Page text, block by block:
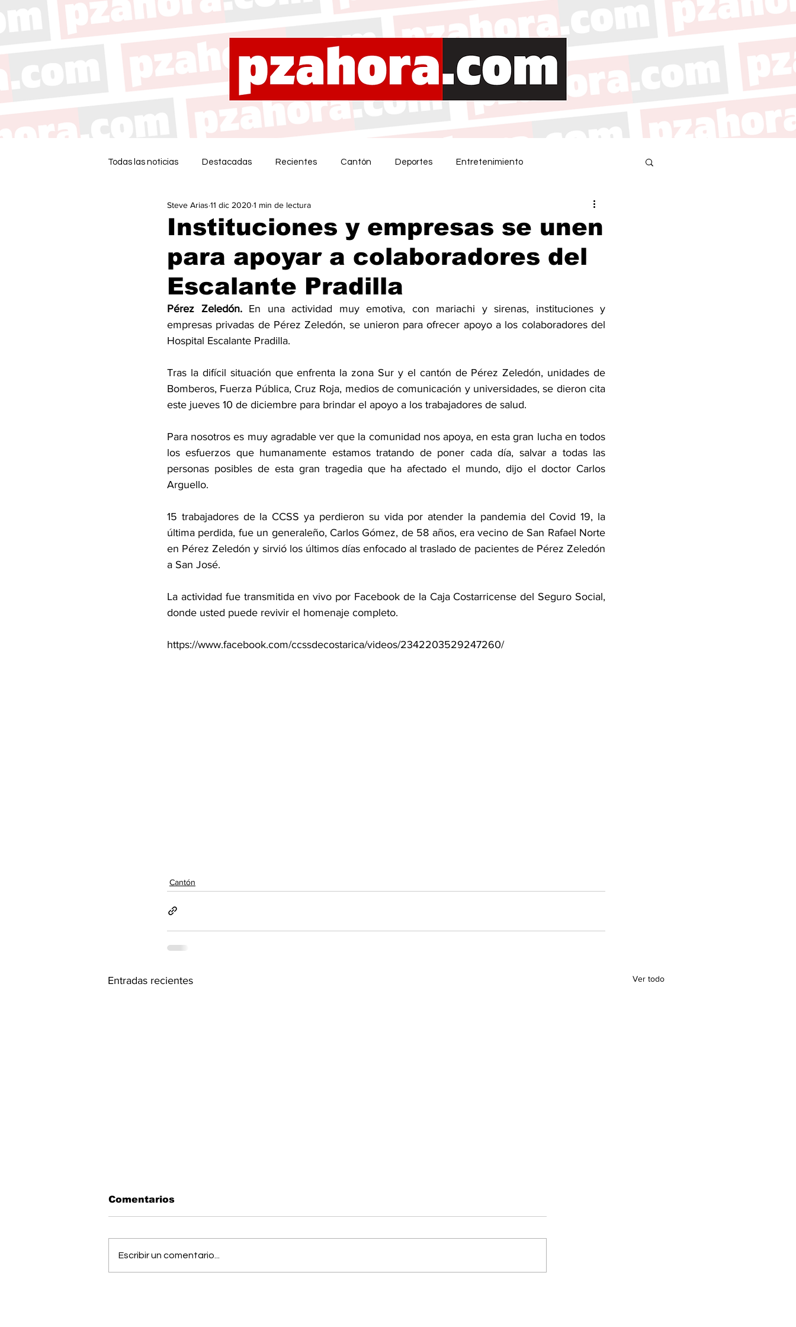
Todas las noticias Destacadas Recientes Cantón Deportes Entretenimiento
Instituciones y empresas se unen
para apoyar a colaboradores del
Escalante Pradilla
Steve Arias 11 dic 2020 1 min de lectura
Pérez Zeledón. En una actividad muy emotiva, con mariachi y sirenas, instituciones y
empresas privadas de Pérez Zeledón, se unieron para ofrecer apoyo a los colaboradores del
Hospital Escalante Pradilla.
Tras la difícil situación que enfrenta la zona Sur y el cantón de Pérez Zeledón, unidades de
Bomberos, Fuerza Pública, Cruz Roja, medios de comunicación y universidades, se dieron cita
este jueves 10 de diciembre para brindar el apoyo a los trabajadores de salud.
Para nosotros es muy agradable ver que la comunidad nos apoya, en esta gran lucha en todos
los esfuerzos que humanamente estamos tratando de poner cada día, salvar a todas las
personas posibles de esta gran tragedia que ha afectado el mundo, dijo el doctor Carlos
Arguello.
15 trabajadores de la CCSS ya perdieron su vida por atender la pandemia del Covid 19, la
última perdida, fue un generaleño, Carlos Gómez, de 58 años, era vecino de San Rafael Norte
en Pérez Zeledón y sirvió los últimos días enfocado al traslado de pacientes de Pérez Zeledón
a San José.
La actividad fue transmitida en vivo por Facebook de la Caja Costarricense del Seguro Social,
donde usted puede revivir el homenaje completo.
https://www.facebook.com/ccssdecostarica/videos/2342203529247260/
Cantón
Entradas recientes Ver todo
Comentarios
Escribir un comentario...